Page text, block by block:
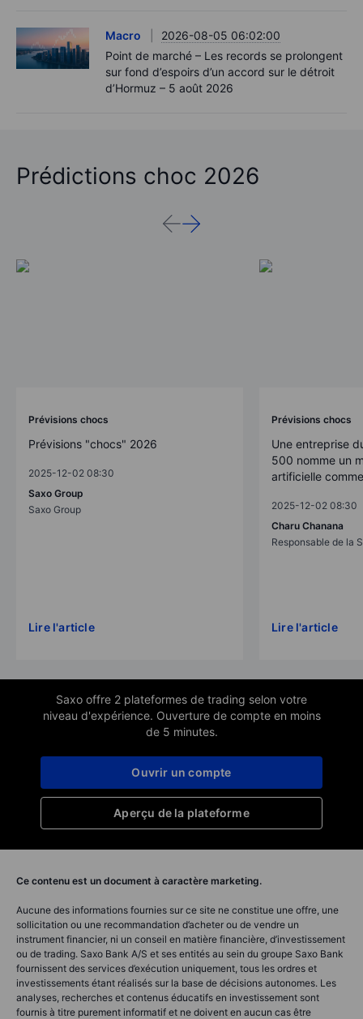
Macro
2026-08-05 06:02:00
Point de marché – Les records se prolongent
sur fond d’espoirs d’un accord sur le détroit
d’Hormuz – 5 août 2026
Prédictions choc 2026
Prévisions chocs
Prévisions "chocs" 2026
2025-12-02 08:30
Saxo Group
Saxo Group
Lire l'article
Prévisions chocs
Une entreprise
500 nomme un
artificielle
2025-12-02 08:30
Charu Chanana
Responsable de la
Lire l'article
Saxo offre 2 plateformes de trading selon votre
niveau d'expérience. Ouverture de compte en moins
de 5 minutes.
Aperçu de la plateforme
Ouvrir un compte
Ce contenu est un document à caractère marketing.
Aucune des informations fournies sur ce site ne constitue une offre, une
sollicitation ou une recommandation d’acheter ou de vendre un
instrument financier, ni un conseil en matière financière, d’investissement
ou de trading. Saxo Bank A/S et ses entités au sein du groupe Saxo Bank
fournissent des services d’exécution uniquement, tous les ordres et
investissements étant réalisés sur la base de décisions autonomes. Les
analyses, recherches et contenus éducatifs en investissement sont
fournis à titre purement informatif et ne doivent en aucun cas être